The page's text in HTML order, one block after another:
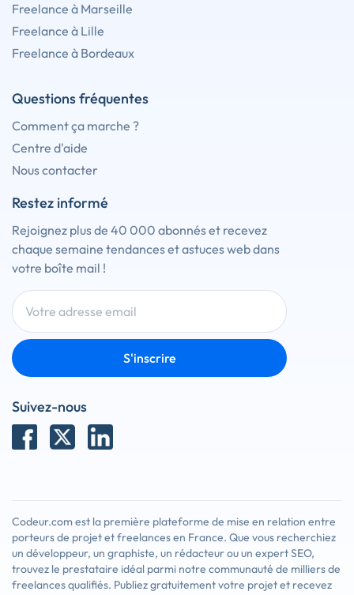
Freelance à Marseille
Freelance à Lille
Freelance à Bordeaux
Questions fréquentes
Comment ça marche ?
Centre d'aide
Nous contacter
Restez informé
Rejoignez plus de 40 000 abonnés et recevez
chaque semaine tendances et astuces web dans
votre boîte mail !
S'inscrire
Suivez-nous
Codeur.com est la première plateforme de mise en relation entre
porteurs de projet et freelances en France. Que vous recherchiez
un développeur, un graphiste, un rédacteur ou un expert SEO,
trouvez le prestataire idéal parmi notre communauté de milliers de
freelances qualifiés. Publiez gratuitement votre projet et recevez